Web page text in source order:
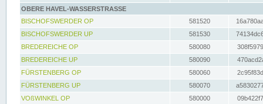
OBERE HAVEL-WASSERSTRASSE
BISCHOFSWERDER OP
581520
BISCHOFSWERDER UP
581530
BREDEREICHE OP
580080
BREDEREICHE UP
580090
FÜRSTENBERG OP
580060
FÜRSTENBERG UP
580070
VOßWINKEL OP
580000